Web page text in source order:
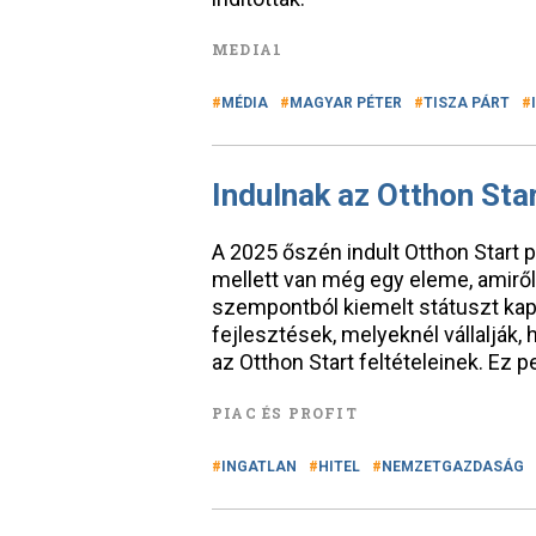
MEDIA1
MÉDIA MAGYAR PÉTER TISZA PÁRT
Indulnak az Otthon
A 2025 őszén indult Otthon Start
mellett van még egy eleme,
szempontból kiemelt státuszt
fejlesztések, melyeknél vállalják,
az Otthon Start feltételeinek. Ez
PIAC ÉS PROFIT
INGATLAN HITEL NEMZETGAZDASÁG